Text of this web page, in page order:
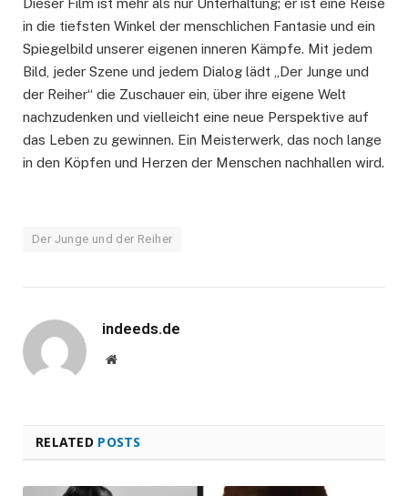
in die tiefsten Winkel der menschlichen Fantasie und ein
Spiegelbild unserer eigenen inneren Kämpfe. Mit jedem
Bild, jeder Szene und jedem Dialog lädt „Der Junge und
der Reiher“ die Zuschauer ein, über ihre eigene Welt
nachzudenken und vielleicht eine neue Perspektive auf
das Leben zu gewinnen. Ein Meisterwerk, das noch lange
in den Köpfen und Herzen der Menschen nachhallen wird.
Der Junge und der Reiher
indeeds.de
Website
RELATED POSTS